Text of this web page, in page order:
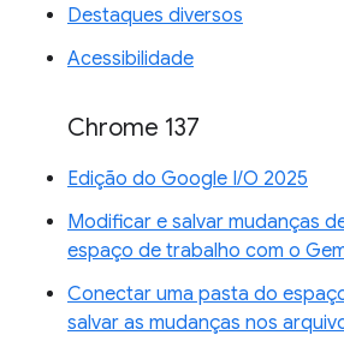
Destaques diversos
Acessibilidade
Chrome 137
Edição do Google I/O 2025
Modificar e salvar mudanças
espaço de trabalho com o
Conectar uma pasta do
salvar as mudanças nos